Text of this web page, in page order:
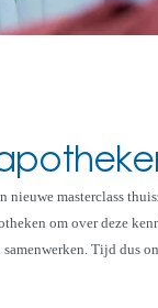
masterclass
om over deze
Tijd dus